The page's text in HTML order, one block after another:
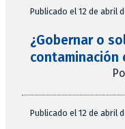
Publicado el 12 de abril
¿Gobernar o
contaminación
Publicado el 12 de abril